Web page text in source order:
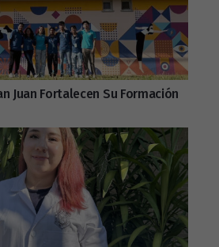
Juan Fortalecen Su Formación